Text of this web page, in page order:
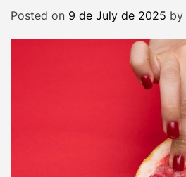
tPosted on 9 de July de 2025 by